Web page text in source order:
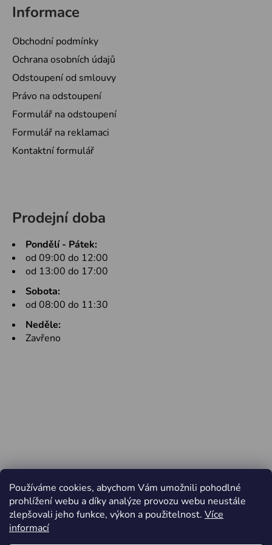
Používáme cookies, abychom Vám umožnili pohodlné
prohlížení webu a díky analýze provozu webu neustále
zlepšovali jeho funkce, výkon a použitelnost. Více
informací
Informace
Obchodní podmínky
Ochrana osobních údajů
Odstoupení od smlouvy
Právo na odstoupení
Formulář na odstoupení
Formulář na reklamaci
Kontaktní formulář
Prodejní doba
Pondělí - Pátek:
od 09:00 do 12:00
od 13:00 do 17:00
Sobota:
od 08:00 do 11:30
Neděle:
Zavřeno